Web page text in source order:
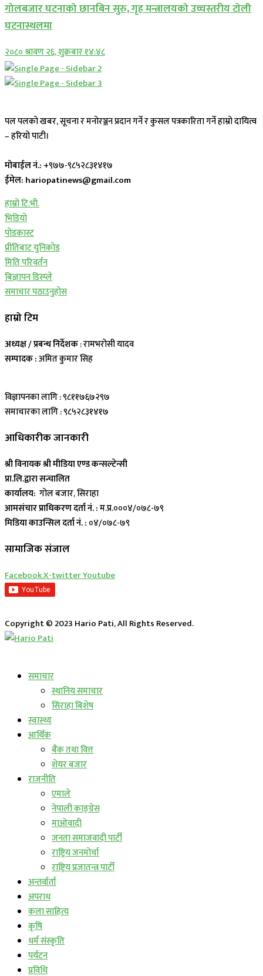
गोलबजार घटनाको छानबिन सुरु, गृह मन्त्रालयको उच्चस्तरीय टोली
घटनास्थलमा
२०८० श्रावण २६, शुक्रबार १४:४८
पल पलको खबर, सूचना र मनोरञ्जन प्रदान गर्ने र कुसल पत्रकारिता गर्ने हाम्रो दायित्व
– हरियो पाटी।
मोबाईल नं.: +९७७-९८५२८३१४१७
ईमेल: hariopatinews@gmail.com
हाम्रो टि.भी.
भिडियो
पोडकास्ट
प्रीतिबाट युनिकोड
मिति परिवर्तन
बिज्ञापन डिस्प्ले
समाचार पठाउनुहोस
हाम्रो टिम
अध्यक्ष / प्रबन्ध निर्देशक: रामभरोसी यादव
सम्पादक :अमित कुमार सिह
विज्ञापनका लागि : ९८११७६७२९७
समाचारका लागि : ९८५२८३१४१७
आधिकारीक जानकारी
श्री विनायक श्री मीडिया एण्ड कन्सल्टेन्सी
प्रा.लि.द्वारा सन्चालित
कार्यालय: गोल बजार, सिराहा
आमसंचार प्राधिकरण दर्ता नं. :म.प्र.०००४/०७८-७९
मिडिया काउन्सिल दर्ता नं. : ०४/०७८-७९
सामाजिक संजाल
FacebookX-twitterYoutube
Copyright © 2023 Hario Pati, All Rights Reserved.
समाचार
स्थानिय समाचार
सिराहा बिशेष
स्वास्थ्य
आर्थिक
बैंक तथा वित्त
शेयर बजार
राजनीति
एमाले
नेपाली काङ्ग्रेस
माओवादी
जनता समाजवादी पार्टी
राष्ट्रिय जनमोर्चा
राष्ट्रिय प्रजातन्त्र पार्टी
अन्तर्वार्ता
अपराध
कला साहित्य
कृषि
धर्म संस्कृति
पर्यटन
प्रविधि